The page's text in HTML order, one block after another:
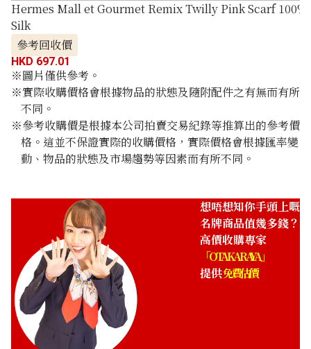
Hermes Mall et Gourmet Remix Twilly Pink Scarf 100%
Silk
參考回收價
HKD 697.01
※圖片僅供參考。
※實際收購價格會根據物品的狀態及隨附配件之有無而有所
不同。
※參考收購價是根據本公司拍賣交易紀錄等推算出的參考價
格。這並不保證實際的收購價格，實際價格會根據匯率變
動、物品的狀態及市場趨勢等因素而有所不同。
想唔想知你手頭上嘅
名牌商品值幾多錢？
高價收購專家
「OTAKARAYA」
提供免費估價